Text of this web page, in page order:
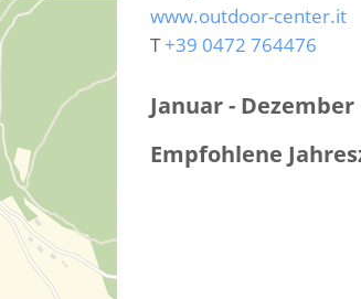
www.outdoor-center.it
T+39 0472 764476
Januar - Dezember
Empfohlene